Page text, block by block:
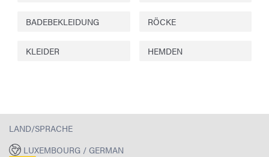
BADEBEKLEIDUNG RÖCKE
KLEIDER HEMDEN
LAND/SPRACHE
LUXEMBOURG / GERMAN